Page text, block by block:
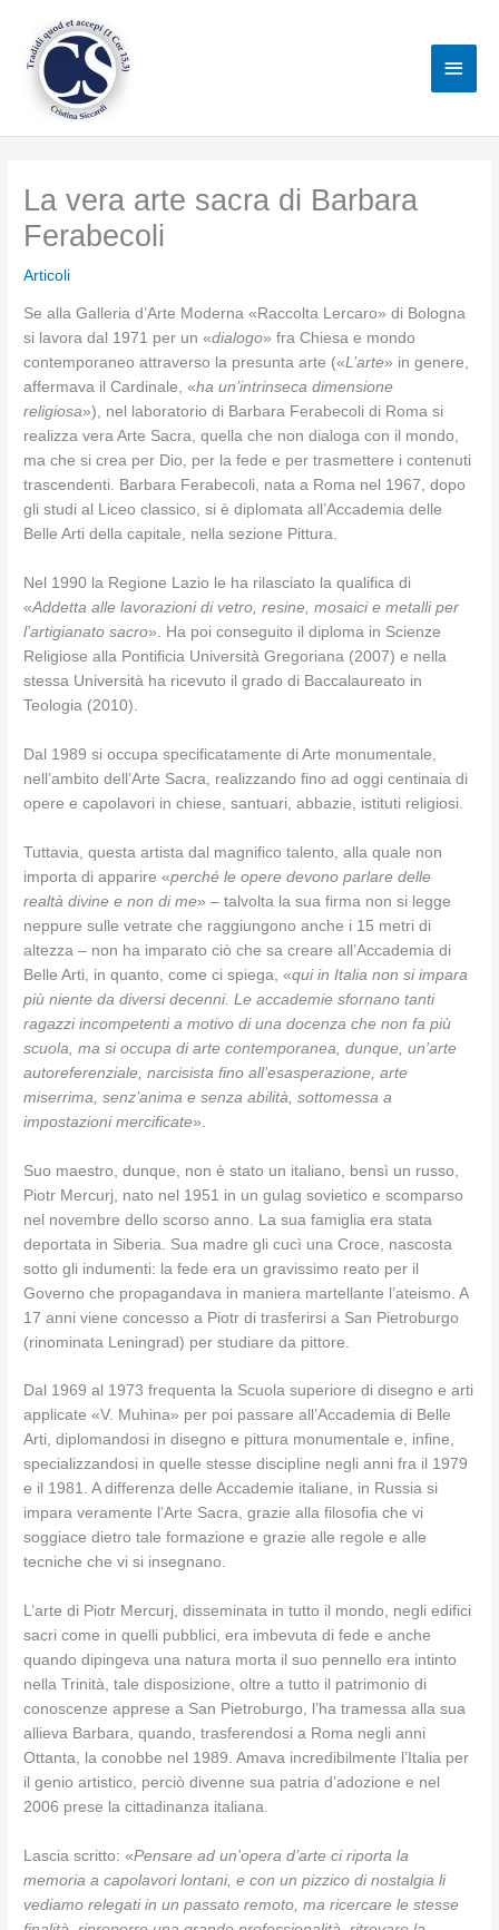
contenuto
La vera arte sacra di Barbara
Ferabecoli
Articoli
Se alla Galleria d’Arte Moderna «Raccolta Lercaro» di Bologna
si lavora dal 1971 per un «dialogo» fra Chiesa e mondo
contemporaneo attraverso la presunta arte («L’arte» in genere,
affermava il Cardinale, «ha un’intrinseca dimensione
religiosa»), nel laboratorio di Barbara Ferabecoli di Roma si
realizza vera Arte Sacra, quella che non dialoga con il mondo,
ma che si crea per Dio, per la fede e per trasmettere i contenuti
trascendenti. Barbara Ferabecoli, nata a Roma nel 1967, dopo
gli studi al Liceo classico, si è diplomata all’Accademia delle
Belle Arti della capitale, nella sezione Pittura.
Nel 1990 la Regione Lazio le ha rilasciato la qualifica di
«Addetta alle lavorazioni di vetro, resine, mosaici e metalli per
l’artigianato sacro». Ha poi conseguito il diploma in Scienze
Religiose alla Pontificia Università Gregoriana (2007) e nella
stessa Università ha ricevuto il grado di Baccalaureato in
Teologia (2010).
Dal 1989 si occupa specificatamente di Arte monumentale,
nell’ambito dell’Arte Sacra, realizzando fino ad oggi centinaia di
opere e capolavori in chiese, santuari, abbazie, istituti religiosi.
Tuttavia, questa artista dal magnifico talento, alla quale non
importa di apparire «perché le opere devono parlare delle
realtà divine e non di me» – talvolta la sua firma non si legge
neppure sulle vetrate che raggiungono anche i 15 metri di
altezza – non ha imparato ciò che sa creare all’Accademia di
Belle Arti, in quanto, come ci spiega, «qui in Italia non si impara
più niente da diversi decenni. Le accademie sfornano tanti
ragazzi incompetenti a motivo di una docenza che non fa più
scuola, ma si occupa di arte contemporanea, dunque, un’arte
autoreferenziale, narcisista fino all’esasperazione, arte
miserrima, senz’anima e senza abilità, sottomessa a
impostazioni mercificate».
Suo maestro, dunque, non è stato un italiano, bensì un russo,
Piotr Mercurj, nato nel 1951 in un gulag sovietico e scomparso
nel novembre dello scorso anno. La sua famiglia era stata
deportata in Siberia. Sua madre gli cucì una Croce, nascosta
sotto gli indumenti: la fede era un gravissimo reato per il
Governo che propagandava in maniera martellante l’ateismo. A
17 anni viene concesso a Piotr di trasferirsi a San Pietroburgo
(rinominata Leningrad) per studiare da pittore.
Dal 1969 al 1973 frequenta la Scuola superiore di disegno e arti
applicate «V. Muhina» per poi passare all’Accademia di Belle
Arti, diplomandosi in disegno e pittura monumentale e, infine,
specializzandosi in quelle stesse discipline negli anni fra il 1979
e il 1981. A differenza delle Accademie italiane, in Russia si
impara veramente l’Arte Sacra, grazie alla filosofia che vi
soggiace dietro tale formazione e grazie alle regole e alle
tecniche che vi si insegnano.
L’arte di Piotr Mercurj, disseminata in tutto il mondo, negli edifici
sacri come in quelli pubblici, era imbevuta di fede e anche
quando dipingeva una natura morta il suo pennello era intinto
nella Trinità, tale disposizione, oltre a tutto il patrimonio di
conoscenze apprese a San Pietroburgo, l’ha tramessa alla sua
allieva Barbara, quando, trasferendosi a Roma negli anni
Ottanta, la conobbe nel 1989. Amava incredibilmente l’Italia per
il genio artistico, perciò divenne sua patria d’adozione e nel
2006 prese la cittadinanza italiana.
Lascia scritto: «Pensare ad un’opera d’arte ci riporta la
memoria a capolavori lontani, e con un pizzico di nostalgia li
vediamo relegati in un passato remoto, ma ricercare le stesse